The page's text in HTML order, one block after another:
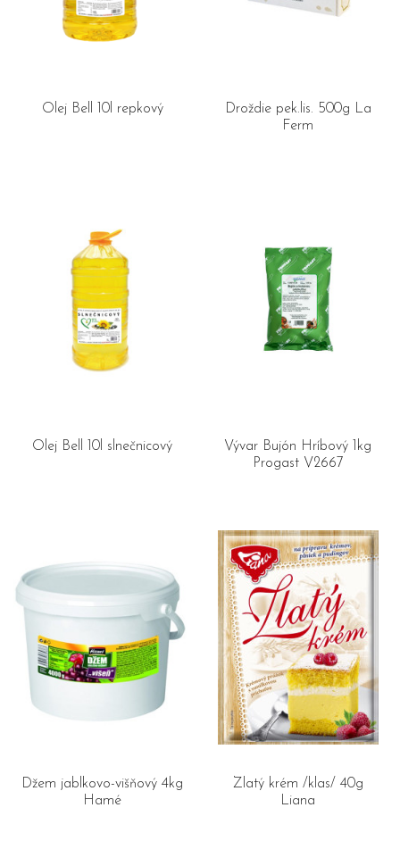
Olej Bell 10l repkový
Droždie pek.lis. 500g La
Ferm
Olej Bell 10l slnečnicový
Vývar Bujón Hríbový 1kg
Progast V2667
Džem jablkovo-višňový 4kg
Hamé
Zlatý krém /klas/ 40g
Liana